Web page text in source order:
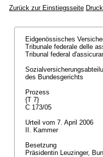
Zurück zur Einstiegsseite
Eidgenössisches
Tribunale federale delle
Tribunal federal
des Bundesgerichts
Prozess
{T 7}
C 173/05
Urteil vom 7. April 2006
II. Kammer
Besetzung
Präsidentin Leuzinger,